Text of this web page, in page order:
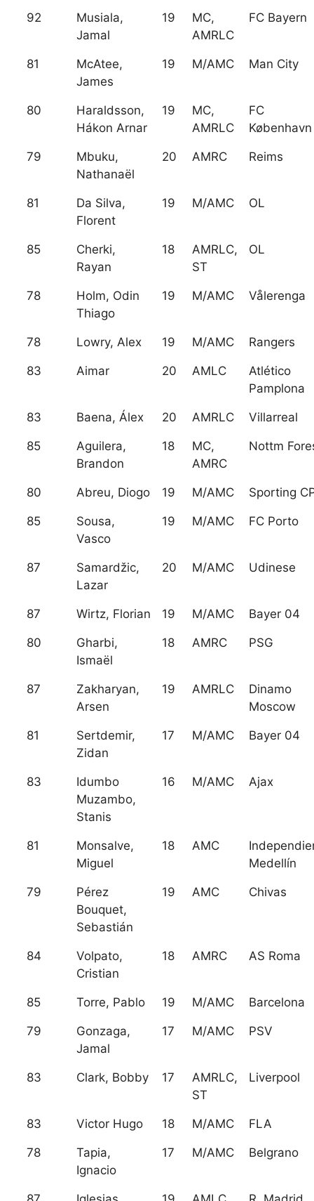
92
Musiala,
Jamal
19
MC,
AMRLC
FC Bayern
81
McAtee,
James
19 M/AMC Man City
80
Haraldsson,
Hákon Arnar
19
MC,
AMRLC
FC
København
79
Mbuku,
Nathanaël
20 AMRC Reims
81
Da Silva,
Florent
19 M/AMC OL
85
Cherki,
Rayan
18
AMRLC,
ST
OL
78
Holm, Odin
Thiago
19 M/AMC Vålerenga
78 Lowry, Alex 19 M/AMC Rangers
83 Aimar 20 AMLC
Atlético
Pamplona
83 Baena, Álex 20 AMRLC Villarreal
85
Aguilera,
Brandon
18
MC,
AMRC
Nottm
80 Abreu, Diogo 19 M/AMC Sporting
85
Sousa,
Vasco
19 M/AMC FC Porto
87
Samardžic,
Lazar
20 M/AMC Udinese
87 Wirtz, Florian 19 M/AMC Bayer 04
80
Gharbi,
Ismaël
18 AMRC PSG
87
Zakharyan,
Arsen
19 AMRLC
Dinamo
Moscow
81
Sertdemir,
Zidan
17 M/AMC Bayer 04
83
Idumbo
Muzambo,
Stanis
16 M/AMC Ajax
81
Monsalve,
Miguel
18 AMC
Medellín
79
Pérez
Bouquet,
Sebastián
19 AMC Chivas
84
Volpato,
Cristian
18 AMRC AS Roma
85 Torre, Pablo 19 M/AMC Barcelona
79
Gonzaga,
Jamal
17 M/AMC PSV
83 Clark, Bobby 17
AMRLC,
ST
Liverpool
83 Victor Hugo 18 M/AMC FLA
78
Tapia,
Ignacio
17 M/AMC Belgrano